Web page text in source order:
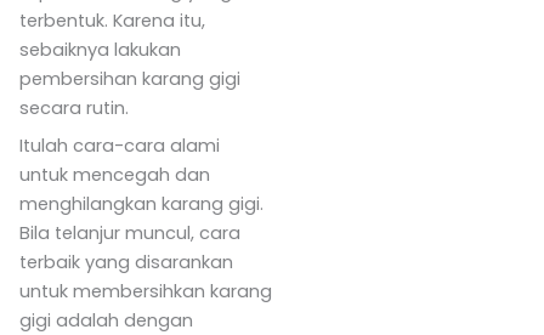
terbentuk. Karena itu,
sebaiknya lakukan
pembersihan karang gigi
secara rutin.
Itulah cara-cara alami
untuk mencegah dan
menghilangkan karang gigi.
Bila telanjur muncul, cara
terbaik yang disarankan
untuk membersihkan karang
gigi adalah dengan